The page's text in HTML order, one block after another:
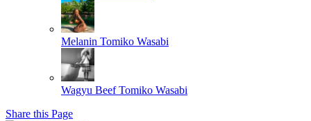
Melanin Tomiko Wasabi
Wagyu Beef Tomiko Wasabi
Share this Page